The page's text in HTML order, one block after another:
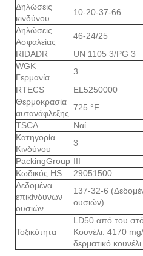
Δηλώσεις
κινδύνου
10-20-37-66
Δηλώσεις
Ασφαλείας
46-24/25
RIDADR
UN 1105 3/PG 3
WGK
Γερμανία
3
RTECS
EL5250000
Θερμοκρασία
αυτανάφλεξης
725 °F
TSCA
Ναί
Κατηγορία
Κινδύνου
3
PackingGroup III
Κωδικός HS
29051500
Δεδομένα
επικίνδυνων
ουσιών
137-32-6
ουσιών)
Τοξικότητα
LD50 από του
Κουνέλι: 4170
δερματικό